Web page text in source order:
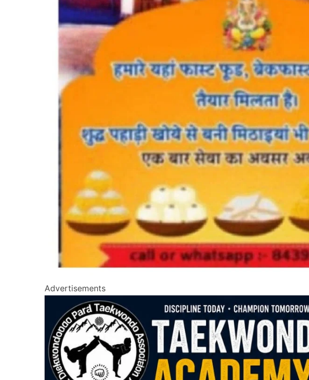
Advertisements